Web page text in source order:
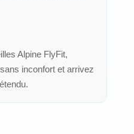
Alpine FlyFit,
inconfort et arrivez